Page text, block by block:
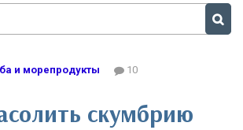
и морепродукты 10
скумбрию